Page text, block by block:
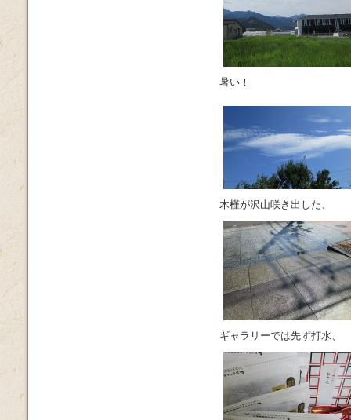
暑い！
木槿が沢山咲き出した、
ギャラリーでは先ず打水、